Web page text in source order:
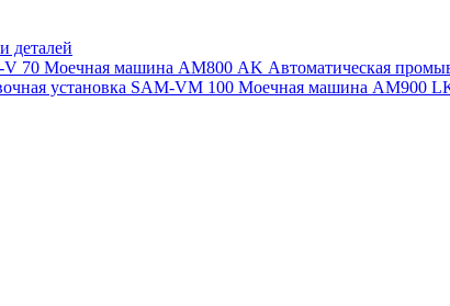
деталей
V 70 Моечная машина АМ800 AK Автоматическая
установка SAM-VM 100 Моечная машина AM900